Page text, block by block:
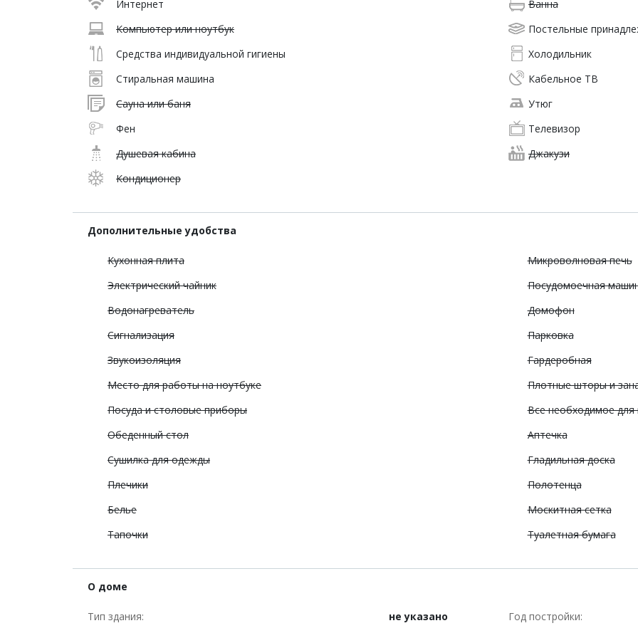
Интернет
Ванна
Компьютер или ноутбук
Постельные
Средства индивидуальной гигиены
Холодильник
Стиральная машина
Кабельное ТВ
Сауна или баня
Утюг
Фен
Телевизор
Душевая кабина
Джакузи
Кондиционер
Дополнительные удобства
Кухонная плита
Микроволновая печь
Электрический чайник
Посудомоечная
Водонагреватель
Домофон
Сигнализация
Парковка
Звукоизоляция
Гардеробная
Место для работы на ноутбуке
Плотные шторы и
Посуда и столовые приборы
Все необходимое для
Обеденный стол
Аптечка
Сушилка для одежды
Гладильная доска
Плечики
Полотенца
Белье
Москитная сетка
Тапочки
Туалетная бумага
О доме
Тип здания: не указано Год постройки: